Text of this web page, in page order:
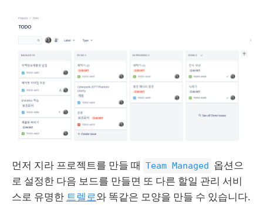
먼저 지라 프로젝트를 만들 때 Team Managed
옵션으
로 설정한 다음 보드를 만들면 또 다른 할일 관리 서비
스로 유명한 트렐로와 똑같은 모양을 만들 수 있습니다.